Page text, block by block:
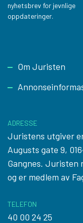
nyhetsbrev for jevnlige
oppdateringer.
Footer
Om Juristen
ADRESSE
Juristens utgiver
Augusts gate 9,
Gangnes. Juristen
og er medlem av
TELEFON
40 00 24 25